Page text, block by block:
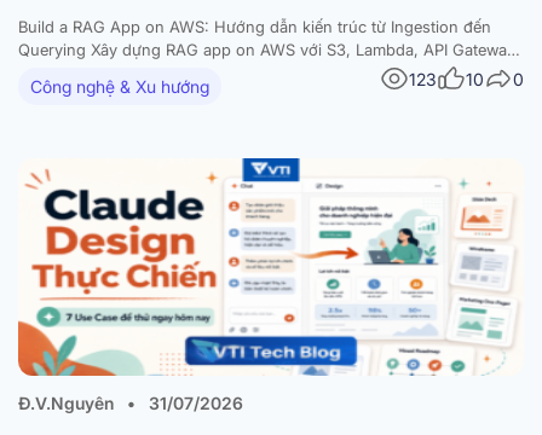
Build a RAG App on AWS: Hướng dẫn kiến trúc từ Ingestion đến
Querying Xây dựng RAG app on AWS với S3, Lambda, API Gateway,
Amazon Bedrock và vector database — kèm diagram và best
practices Trong bài viết này RAG là gì và vì sao nên build a RAG…
Công nghệ & Xu hướng 123 10 0
Đ.V.Nguyên • 31/07/2026